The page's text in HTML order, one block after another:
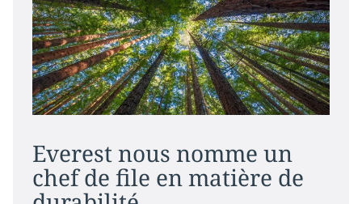
Everest nous nomme un
chef de file en matière de